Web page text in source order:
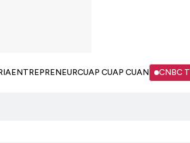
ENTREPRENEURCUAP CUAP CUAN CNBC